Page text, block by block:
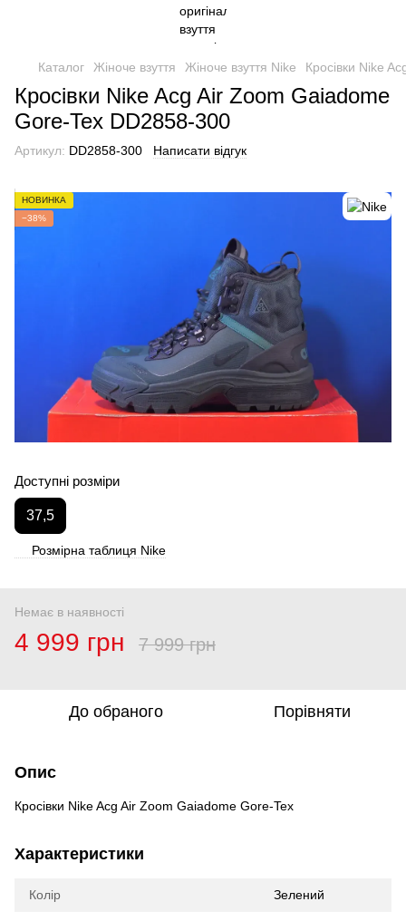
Каталог Жіноче взуття Жіноче взуття Nike Кросівки Nike
Кросівки Nike Acg Air Zoom Gaiadome
Gore-Tex DD2858-300
Артикул: DD2858-300 Написати відгук
НОВИНКА
−38%
Доступні розміри
37,5
Розмірна таблиця Nike
Немає в наявності
4 999 грн 7 999 грн
До обраного Порівняти
Опис
Кросівки Nike Acg Air Zoom Gaiadome Gore-Tex
Характеристики
Колір Зелений